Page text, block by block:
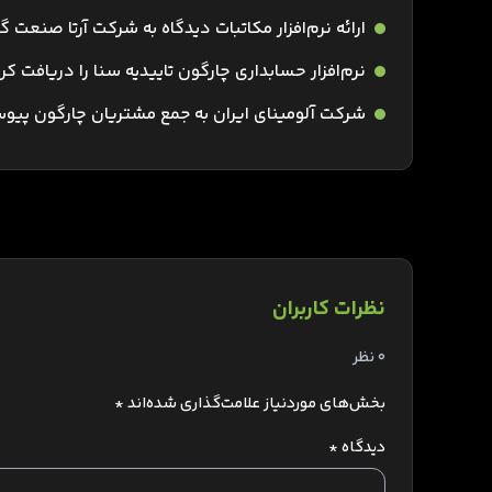
ارائه نرم‌افزار مکاتبات دیدگاه به شرکت آرتا صنعت
نرم‌افزار حسابداری چارگون تاییدیه سنا را دریافت
شرکت آلومینای ایران به جمع مشتریان چارگون
نظرات کاربران
0 نظر
بخش‌های موردنیاز علامت‌گذاری شده‌اند*
دیدگاه*